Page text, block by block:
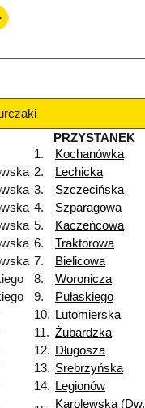
PRZYSTANEK
1.
Kochanówka
2. Lechicka
3. Szczecińska
4. Szparagowa
5. Kaczeńcowa
6. Traktorowa
7. Bielicowa
8. Woronicza
9. Pułaskiego
10. Lutomierska
11. Żubardzka
12. Długosza
13. Srebrzyńska
14. Legionów
Karolewska